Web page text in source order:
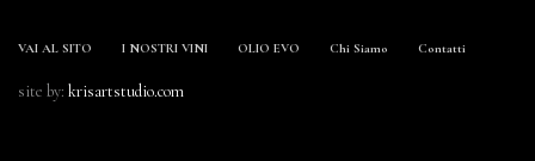
VAI AL SITO I NOSTRI VINI OLIO EVO Chi Siamo Contatti
site by: krisartstudio.com